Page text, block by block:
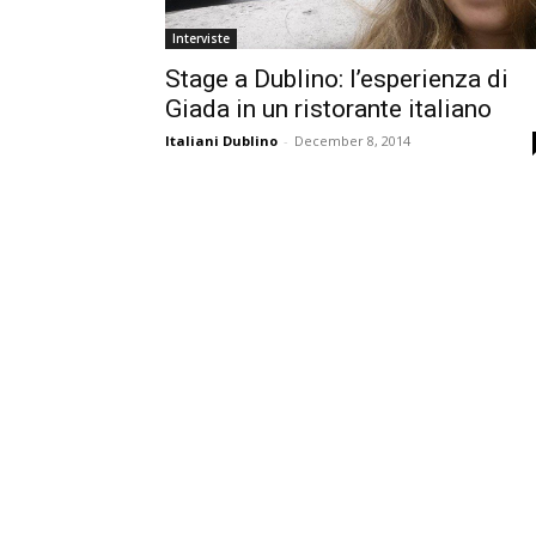
Interviste
Stage a Dublino: l’esperienza di
Giada in un ristorante italiano
Italiani Dublino - December 8, 2014